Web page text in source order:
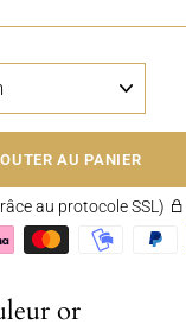
AU PANIER
au protocole SSL)
or